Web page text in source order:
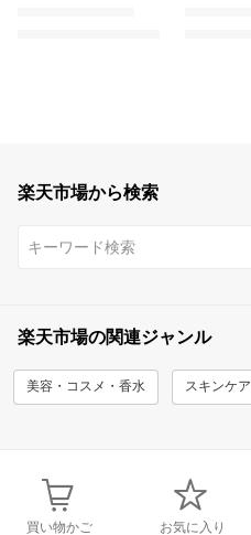
楽天市場から検索
楽天市場の関連ジャンル
美容・コスメ・香水 スキンケア
買い物かご お気に入り